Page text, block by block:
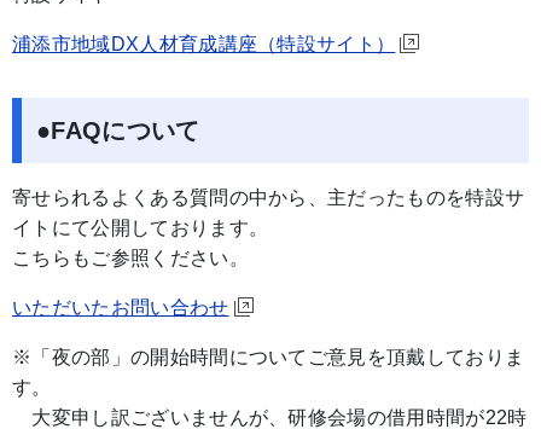
浦添市地域DX人材育成講座（特設サイト）
●FAQについて
寄せられるよくある質問の中から、主だったものを特設サ
イトにて公開しております。
こちらもご参照ください。
いただいたお問い合わせ
※「夜の部」の開始時間についてご意見を頂戴しておりま
す。
大変申し訳ございませんが、研修会場の借用時間が22時